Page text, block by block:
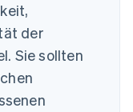
der
Sie sollten